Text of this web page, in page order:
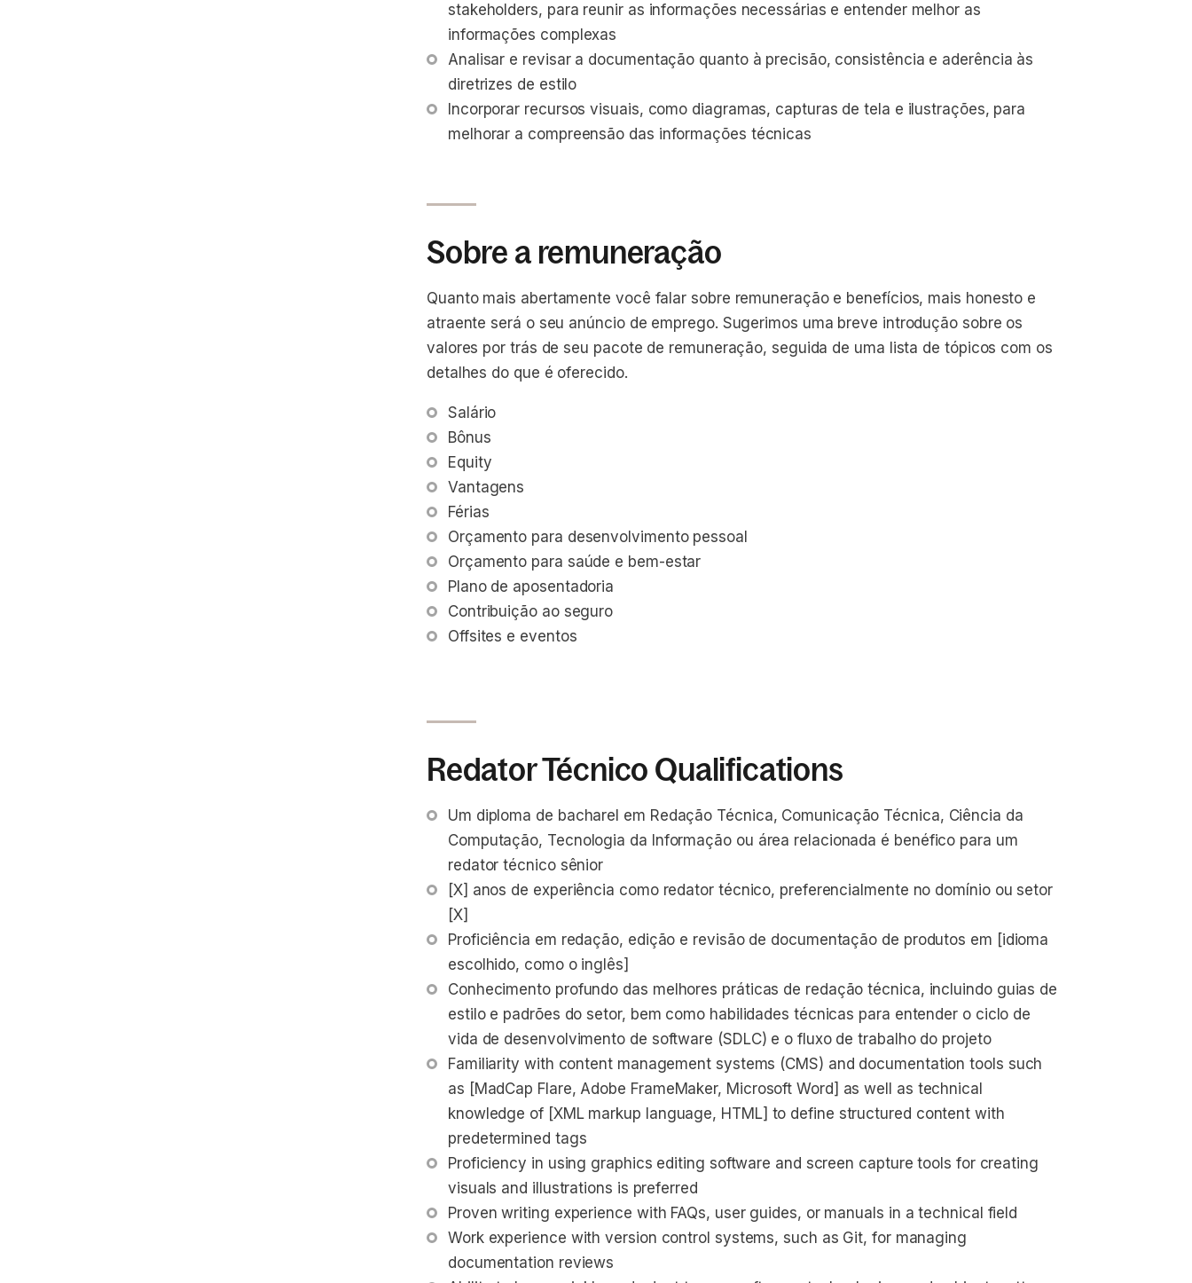
stakeholders, para reunir as informações necessárias e entender melhor as
informações complexas
Analisar e revisar a documentação quanto à precisão, consistência e aderência às
diretrizes de estilo
Incorporar recursos visuais, como diagramas, capturas de tela e ilustrações, para
melhorar a compreensão das informações técnicas
Sobre a remuneração
Quanto mais abertamente você falar sobre remuneração e benefícios, mais honesto e
atraente será o seu anúncio de emprego. Sugerimos uma breve introdução sobre os
valores por trás de seu pacote de remuneração, seguida de uma lista de tópicos com os
detalhes do que é oferecido.
Salário
Bônus
Equity
Vantagens
Férias
Orçamento para desenvolvimento pessoal
Orçamento para saúde e bem-estar
Plano de aposentadoria
Contribuição ao seguro
Offsites e eventos
Redator Técnico Qualifications
Um diploma de bacharel em Redação Técnica, Comunicação Técnica, Ciência da
Computação, Tecnologia da Informação ou área relacionada é benéfico para um
redator técnico sênior
[X] anos de experiência como redator técnico, preferencialmente no domínio ou setor
[X]
Proficiência em redação, edição e revisão de documentação de produtos em [idioma
escolhido, como o inglês]
Conhecimento profundo das melhores práticas de redação técnica, incluindo guias de
estilo e padrões do setor, bem como habilidades técnicas para entender o ciclo de
vida de desenvolvimento de software (SDLC) e o fluxo de trabalho do projeto
Familiarity with content management systems (CMS) and documentation tools such
as [MadCap Flare, Adobe FrameMaker, Microsoft Word] as well as technical
knowledge of [XML markup language, HTML] to define structured content with
predetermined tags
Proficiency in using graphics editing software and screen capture tools for creating
visuals and illustrations is preferred
Proven writing experience with FAQs, user guides, or manuals in a technical field
Work experience with version control systems, such as Git, for managing
documentation reviews